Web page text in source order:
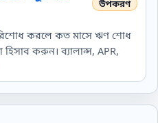
করলে কত মাসে ঋণ শোধ
করুন। ব্যালান্স, APR,